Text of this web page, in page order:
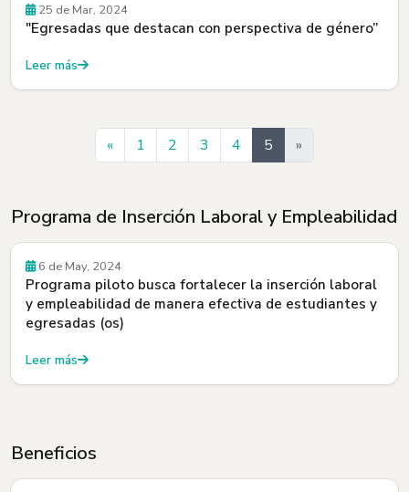
Egresados y Egresadas
25 de Mar, 2024
"Egresadas que destacan con perspectiva de género”
Leer más
«Anterior
1 2 3 4 5 »
Programa de Inserción Laboral y Empleabilidad
Programa de Inserción Laboral y Empleabilidad
6 de May, 2024
Programa piloto busca fortalecer la inserción laboral
y empleabilidad de manera efectiva de estudiantes y
egresadas (os)
Leer más
Beneficios